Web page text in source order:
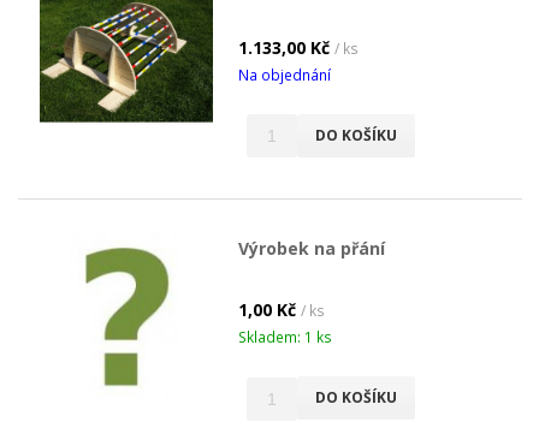
1.133,00 Kč / ks
Na objednání
DO KOŠÍKU
Výrobek na přání
1,00 Kč / ks
Skladem: 1 ks
DO KOŠÍKU